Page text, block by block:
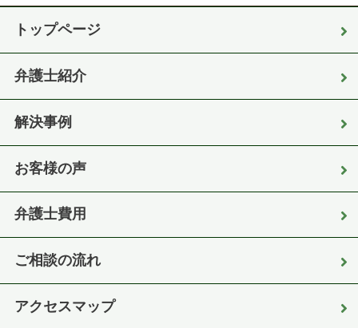
トップページ
弁護士紹介
解決事例
お客様の声
弁護士費用
ご相談の流れ
アクセスマップ